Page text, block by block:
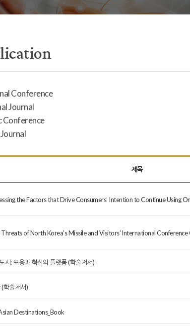
Conference
Journal
Conference
제목
the Factors that Drive Consumers’ Intention to Continue Using
Threats of North Korea’s Missile and Visitors’ International Conference
시: 포용과 혁신의 플랫폼 (학술저서)
학술저서)
Destinations_Book